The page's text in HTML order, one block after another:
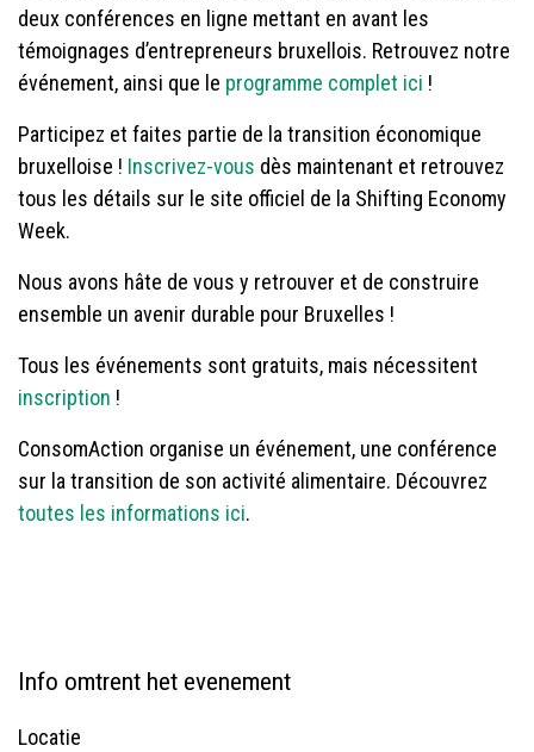
deux conférences en ligne mettant en avant les
témoignages d’entrepreneurs bruxellois. Retrouvez notre
événement, ainsi que le programme complet ici !
Participez et faites partie de la transition économique
bruxelloise ! Inscrivez-vous dès maintenant et retrouvez
tous les détails sur le site officiel de la Shifting Economy
Week.
Nous avons hâte de vous y retrouver et de construire
ensemble un avenir durable pour Bruxelles !
Tous les événements sont gratuits, mais nécessitent
inscription !
ConsomAction organise un événement, une conférence
sur la transition de son activité alimentaire. Découvrez
toutes les informations ici.
Info omtrent het evenement
Locatie